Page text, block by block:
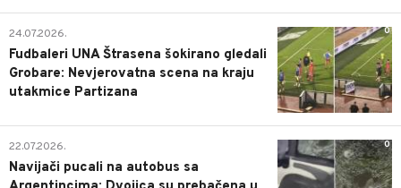
0
24.07.2026.
Fudbaleri UNA Štrasena šokirano gledali
Grobare: Nevjerovatna scena na kraju
utakmice Partizana
0
22.07.2026.
Navijači pucali na autobus sa